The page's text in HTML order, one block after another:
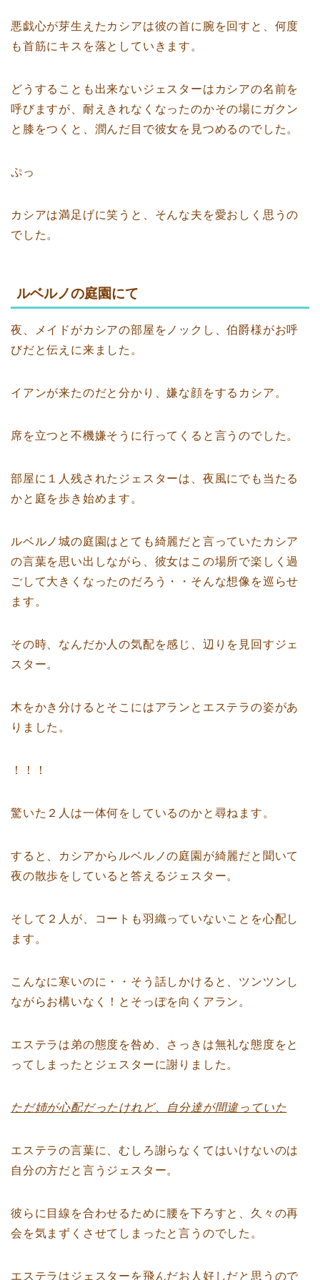
悪戯心が芽生えたカシアは彼の首に腕を回すと、何度
も首筋にキスを落としていきます。
どうすることも出来ないジェスターはカシアの名前を
呼びますが、耐えきれなくなったのかその場にガクン
と膝をつくと、潤んだ目で彼女を見つめるのでした。
ぷっ
カシアは満足げに笑うと、そんな夫を愛おしく思うの
でした。
ルベルノの庭園にて
夜、メイドがカシアの部屋をノックし、伯爵様がお呼
びだと伝えに来ました。
イアンが来たのだと分かり、嫌な顔をするカシア。
席を立つと不機嫌そうに行ってくると言うのでした。
部屋に１人残されたジェスターは、夜風にでも当たる
かと庭を歩き始めます。
ルベルノ城の庭園はとても綺麗だと言っていたカシア
の言葉を思い出しながら、彼女はこの場所で楽しく過
ごして大きくなったのだろう・・そんな想像を巡らせ
ます。
その時、なんだか人の気配を感じ、辺りを見回すジェ
スター。
木をかき分けるとそこにはアランとエステラの姿があ
りました。
！！！
驚いた２人は一体何をしているのかと尋ねます。
すると、カシアからルベルノの庭園が綺麗だと聞いて
夜の散歩をしていると答えるジェスター。
そして２人が、コートも羽織っていないことを心配し
ます。
こんなに寒いのに・・そう話しかけると、ツンツンし
ながらお構いなく！とそっぽを向くアラン。
エステラは弟の態度を咎め、さっきは無礼な態度をと
ってしまったとジェスターに謝りました。
ただ姉が心配だったけれど、自分達が間違っていた
エステラの言葉に、むしろ謝らなくてはいけないのは
自分の方だと言うジェスター。
彼らに目線を合わせるために腰を下ろすと、久々の再
会を気まずくさせてしまったと言うのでした。
エステラはジェスターを飛んだお人好しだと思うので